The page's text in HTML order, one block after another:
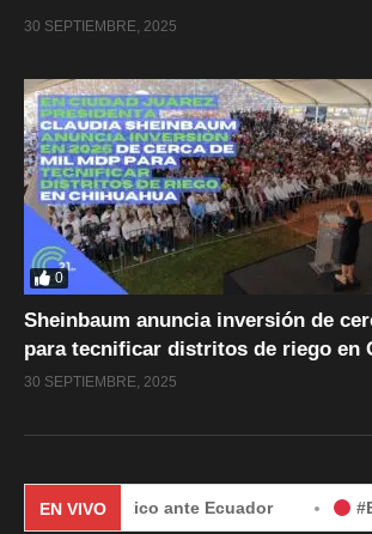
30 SEPTIEMBRE, 2025
0
Sheinbaum anuncia inversión de
para tecnificar distritos de riego en
30 SEPTIEMBRE, 2025
EN VIVO
de México ante Ecuador #EnVivo